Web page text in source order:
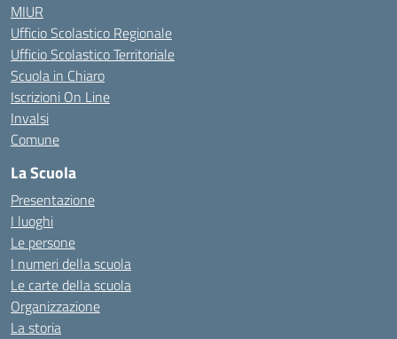
MIUR
Ufficio Scolastico Regionale
Ufficio Scolastico Territoriale
Scuola in Chiaro
Iscrizioni On Line
Invalsi
Comune
La Scuola
Presentazione
I luoghi
Le persone
I numeri della scuola
Le carte della scuola
Organizzazione
La storia